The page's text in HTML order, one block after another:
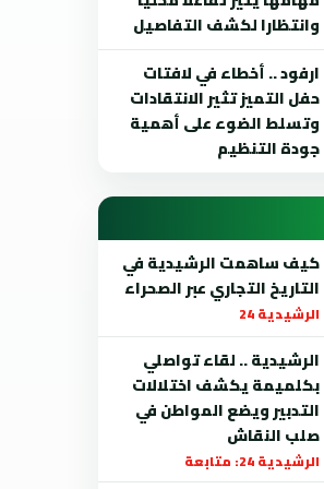
وانتظارا لكشف التفاصيل
ارفود .. أخطاء في لافتات
حفل التميز تثير الانتقادات
وتسلط الضوء على أهمية
جودة التنظيم
كيف ساهمت الرشيدية في
التاريخ التجاري عبر الصحراء
الرشيدية 24
الرشيدية .. لقاء تواصلي
بكلميمة يكشف اختلالات
التدبير ويضع المواطن في
صلب النقاش
الرشيدية 24: متابعة